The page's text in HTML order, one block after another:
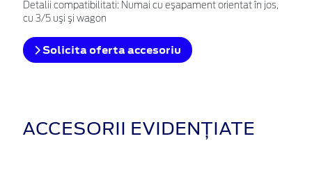
Detalii compatibilitati: Numai cu eşapament orientat în jos,
cu 3/5 uşi şi wagon
Solicita oferta accesoriu
ACCESORII EVIDENȚIATE